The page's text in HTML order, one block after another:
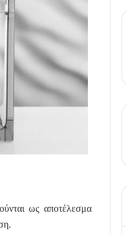
ως αποτέλεσμα